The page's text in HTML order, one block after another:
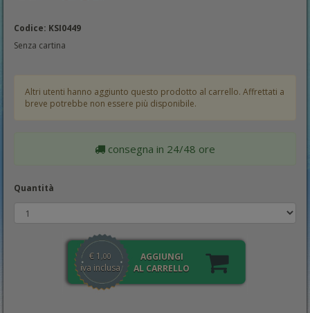
Codice: KSI0449
Senza cartina
Altri utenti hanno aggiunto questo prodotto al carrello. Affrettati a
breve potrebbe non essere più disponibile.
consegna in 24/48 ore
Quantità
€ 1 ,00
iva inclusa
AGGIUNGI
AL CARRELLO